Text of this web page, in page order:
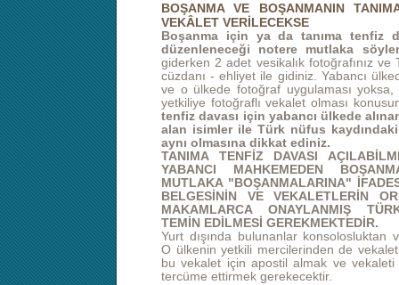
BOŞANMA VE BOŞANMANIN
VEKÂLET VERİLECEKSE
Boşanma için ya da tanıma tenfiz
düzenleneceği notere mutlaka
giderken 2 adet vesikalık fotoğrafınız ve
cüzdanı - ehliyet ile gidiniz. Yabancı
ve o ülkede fotoğraf uygulaması yoksa,
yetkiliye fotoğraflı vekalet olması
tenfiz davası için yabancı ülkede
alan isimler ile Türk nüfus
aynı olmasına dikkat ediniz.
TANIMA TENFİZ DAVASI
YABANCI MAHKEMEDEN
MUTLAKA "BOŞANMALARINA"
BELGESİNİN VE VEKALETLERİN
MAKAMLARCA ONAYLANMIŞ
TEMİN EDİLMESİ GEREKMEKTEDİR.
Yurt dışında bulunanlar konsolosluktan
O ülkenin yetkili mercilerinden de
bu vekalet için apostil almak ve
tercüme ettirmek gerekecektir.